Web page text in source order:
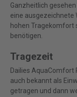
Ganzheitlich
eine ausgezeichnete
hohen Tragekomfort
benötigen.
Tragezeit
Dailies AquaComfort
auch bekannt als
getragen und dann